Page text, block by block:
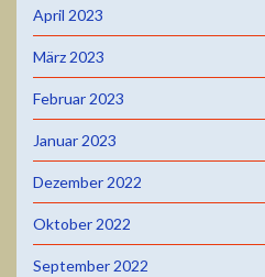
April 2023
März 2023
Februar 2023
Januar 2023
Dezember 2022
Oktober 2022
September 2022